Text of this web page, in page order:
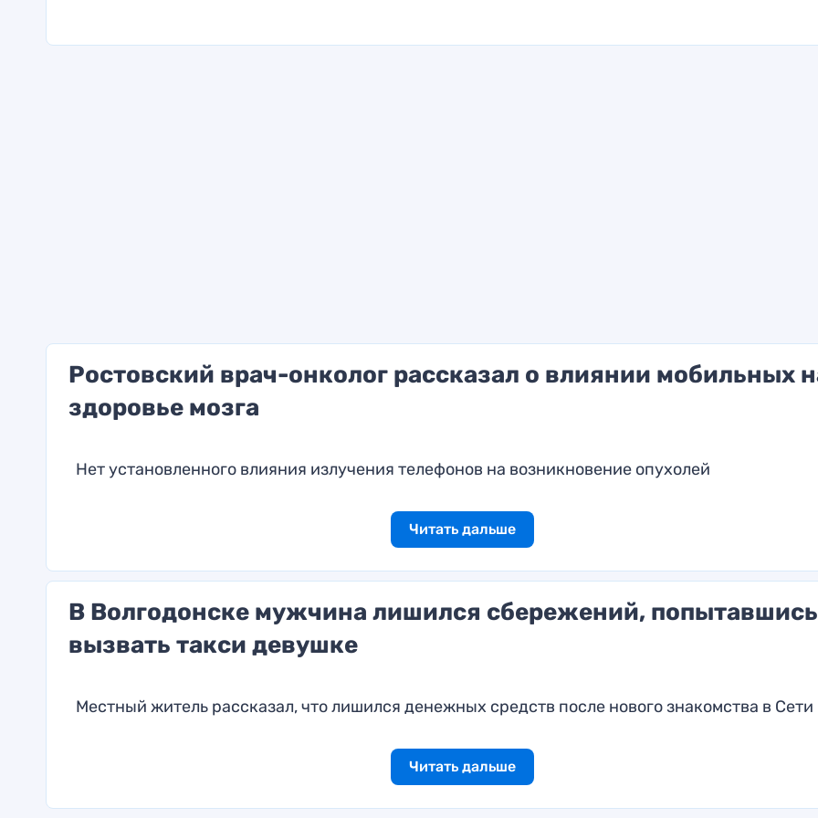
Ростовский врач-онколог рассказал о влиянии мобильных
здоровье мозга
Нет установленного влияния излучения телефонов на возникновение опухолей
Читать дальше
В Волгодонске мужчина лишился сбережений, попытавшись
вызвать такси девушке
Местный житель рассказал, что лишился денежных средств после нового знакомства в Сети
Читать дальше